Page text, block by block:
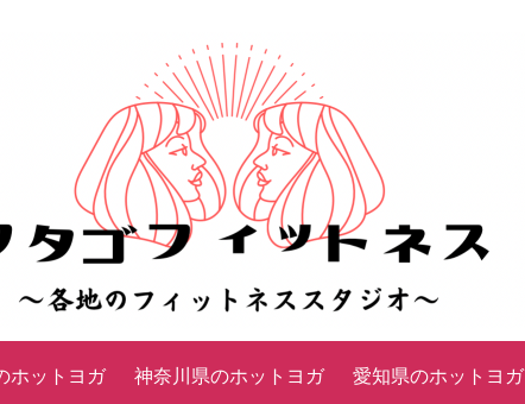
ホットヨガ 神奈川県のホットヨガ 愛知県のホットヨガ